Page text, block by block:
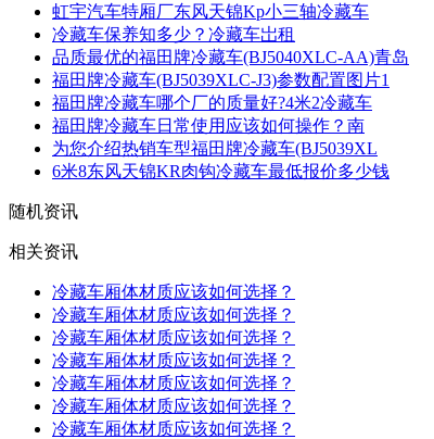
虹宇汽车特厢厂东风天锦Kp小三轴冷藏车
冷藏车保养知多少？冷藏车岀租
品质最优的福田牌冷藏车(BJ5040XLC-AA)青岛
福田牌冷藏车(BJ5039XLC-J3)参数配置图片1
福田牌冷藏车哪个厂的质量好?4米2冷藏车
福田牌冷藏车日常使用应该如何操作？南
为您介绍热销车型福田牌冷藏车(BJ5039XL
6米8东风天锦KR肉钩冷藏车最低报价多少钱
随机资讯
相关资讯
冷藏车厢体材质应该如何选择？
冷藏车厢体材质应该如何选择？
冷藏车厢体材质应该如何选择？
冷藏车厢体材质应该如何选择？
冷藏车厢体材质应该如何选择？
冷藏车厢体材质应该如何选择？
冷藏车厢体材质应该如何选择？